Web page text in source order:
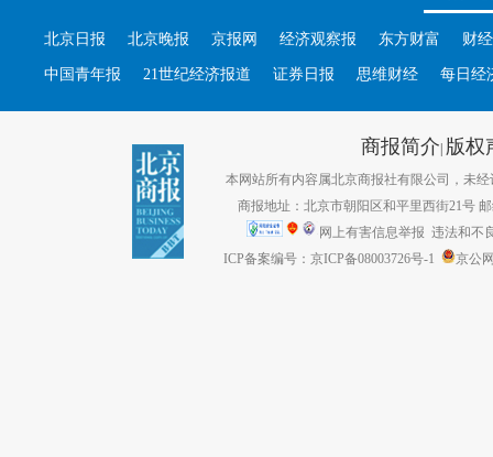
北京日报 北京晚报 京报网 经济观察报 东方财富 财
中国青年报 21世纪经济报道 证券日报 思维财经 每日经
商报简介| 版权
本网站所有内容属北京商报社有限公司，未经
商报地址：北京市朝阳区和平里西街21号
网上有害信息举报 违法和不
ICP备案编号：京ICP备08003726号-1
京公